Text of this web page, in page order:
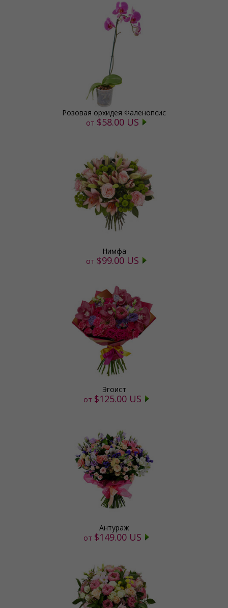
Розовая орхидея Фаленопсис
от $58.00 US
Нимфа
от $99.00 US
Эгоист
от $125.00 US
Антураж
от $149.00 US